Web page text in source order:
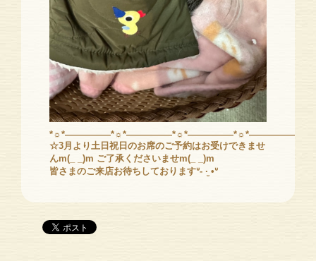
☆3月より土日祝日のお席のご予約はお受けできませ
んm(_ _)m ご了承くださいませm(_ _)m
皆さまのご来店お待ちしておりますᐡ- ·̫ •ᐡ